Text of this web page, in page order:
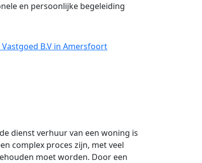
en persoonlijke begeleiding
B.V in Amersfoort
dienst verhuur van een woning is
complex proces zijn, met veel
moet worden. Door een